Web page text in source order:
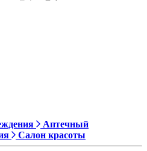
Аптечный
Салон красоты